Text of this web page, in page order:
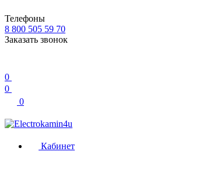
Телефоны
8 800 505 59 70
Заказать звонок
0
0
0
Кабинет